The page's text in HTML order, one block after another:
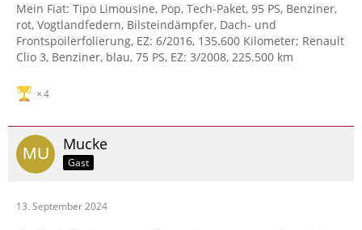
Mein Fiat: Tipo Limousine, Pop, Tech-Paket, 95 PS, Benziner,
rot, Vogtlandfedern, Bilsteindämpfer, Dach- und
Frontspoilerfolierung, EZ: 6/2016, 135.600 Kilometer; Renault
Clio 3, Benziner, blau, 75 PS, EZ: 3/2008, 225.500 km
4
Mucke
Gast
13. September 2024